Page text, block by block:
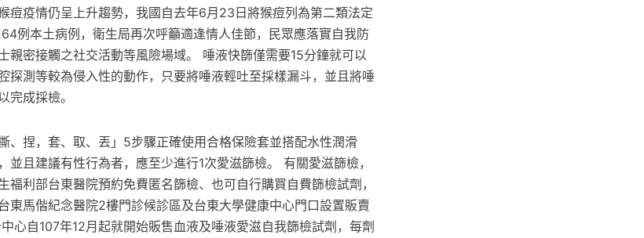
痘疫情仍呈上升趨勢，我國自去年6月23日將猴痘列為第二類法定
例本土病例，衛生局再次呼籲適逢情人佳節，民眾應落實自我防
親密接觸之社交活動等風險場域。 唾液快篩僅需要15分鐘就可以
探測等較為侵入性的動作，只要將唾液輕吐至採樣漏斗，並且將唾
完成採檢。
、捏，套、取、丟」5步驟正確使用合格保險套並搭配水性潤滑
並且建議有性行為者，應至少進行1次愛滋篩檢。 有關愛滋篩檢，
福利部台東醫院預約免費匿名篩檢、也可自行購買自費篩檢試劑，
東馬偕紀念醫院2樓門診候診區及台東大學健康中心門口設置販賣
心自107年12月起就開始販售血液及唾液愛滋自我篩檢試劑，每劑